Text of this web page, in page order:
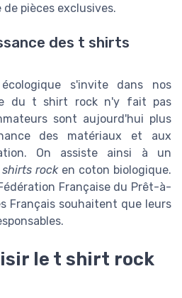
pièces exclusives.
des t shirts
s'invite dans nos
du t shirt rock n'y fait pas
sont aujourd'hui plus
des matériaux et aux
On assiste ainsi à un
rocken coton biologique.
Française du Prêt-à-
Français souhaitent que leurs
le t shirt rock